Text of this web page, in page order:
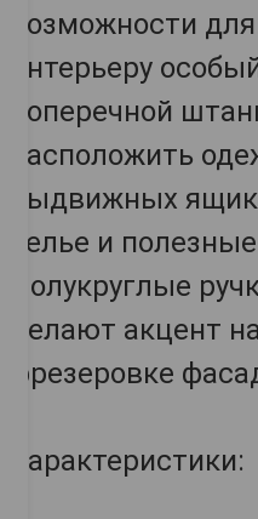
возможности
интерьеру
поперечной
расположить
выдвижных
белье и
Полукруглые
делают акцент
фрезеровке
Характеристики: